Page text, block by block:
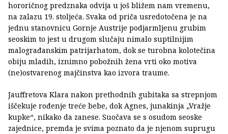
hororičnog predznaka odvija u još bližem nam vremenu,
na zalazu 19. stoljeća. Svaka od priča usredotočena je na
jednu stanovnicu Gornje Austrije podjarmljenu grubim
seoskim to jest u drugom slučaju nimalo suptilnijim
malograđanskim patrijarhatom, dok se turobna kolotečina
obiju mladih, iznimno pobožnih žena vrti oko motiva
(ne)ostvarenog majčinstva kao izvora traume.
Jauffretova Klara nakon prethodnih gubitaka sa strepnjom
iščekuje rođenje treće bebe, dok Agnes, junakinja „Vražje
kupke“, nikako da zanese. Suočava se s osudom seoske
zajednice, premda je svima poznato da je njenom suprugu